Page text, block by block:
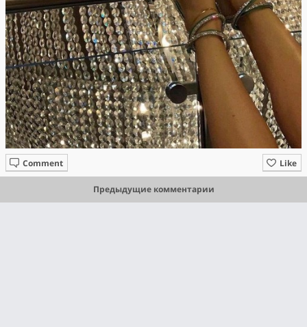
Like
Comment
Предыдущие комментарии